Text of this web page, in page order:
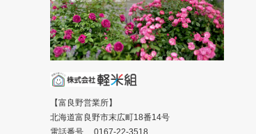
【富良野営業所】
北海道富良野市末広町18番14号
電話番号 0167-22-3518